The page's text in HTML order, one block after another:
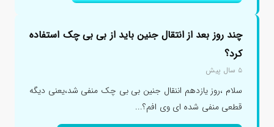
چند روز بعد از انتقال جنین باید از بی بی چک استفاده
کرد؟
۵ سال پیش
سلام ،روز یازدهم اننقال جنین بی بی چک منفی شد،یعنی دیگه
قطعی منفی شده ای وی افم؟...